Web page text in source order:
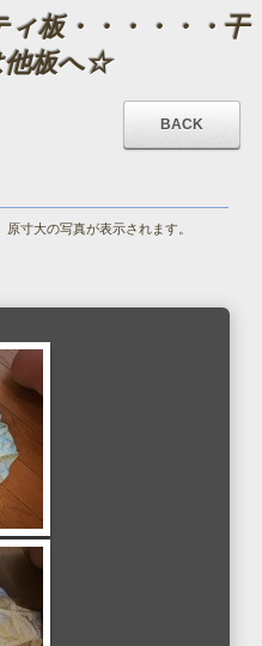
板・・・・・・干
他板へ☆
寸大の写真が表示されます。